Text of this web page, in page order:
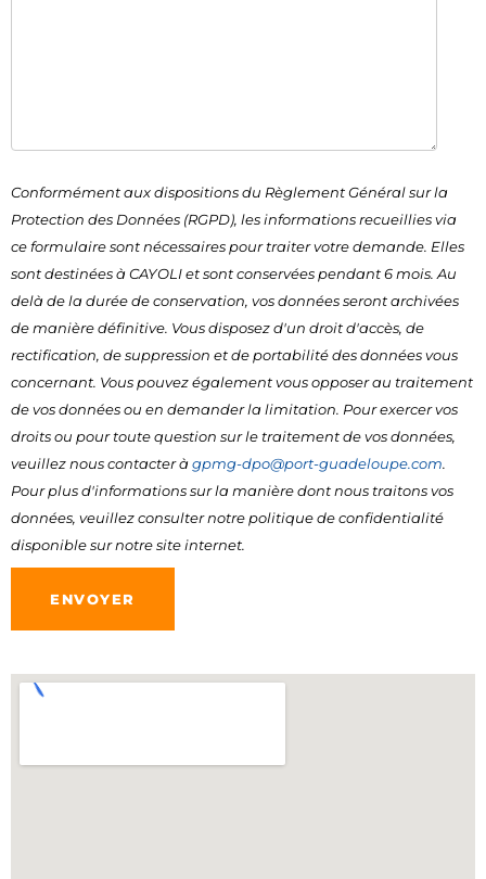
Conformément aux dispositions du Règlement Général sur la
Protection des Données (RGPD), les informations recueillies via
ce formulaire sont nécessaires pour traiter votre demande. Elles
sont destinées à CAYOLI et sont conservées pendant 6 mois. Au
delà de la durée de conservation, vos données seront archivées
de manière définitive. Vous disposez d'un droit d'accès, de
rectification, de suppression et de portabilité des données vous
concernant. Vous pouvez également vous opposer au traitement
de vos données ou en demander la limitation. Pour exercer vos
droits ou pour toute question sur le traitement de vos données,
veuillez nous contacter àgpmg-dpo@port-guadeloupe.com.
Pour plus d'informations sur la manière dont nous traitons vos
données, veuillez consulter notrepolitique de confidentialité
disponible sur notre site internet.